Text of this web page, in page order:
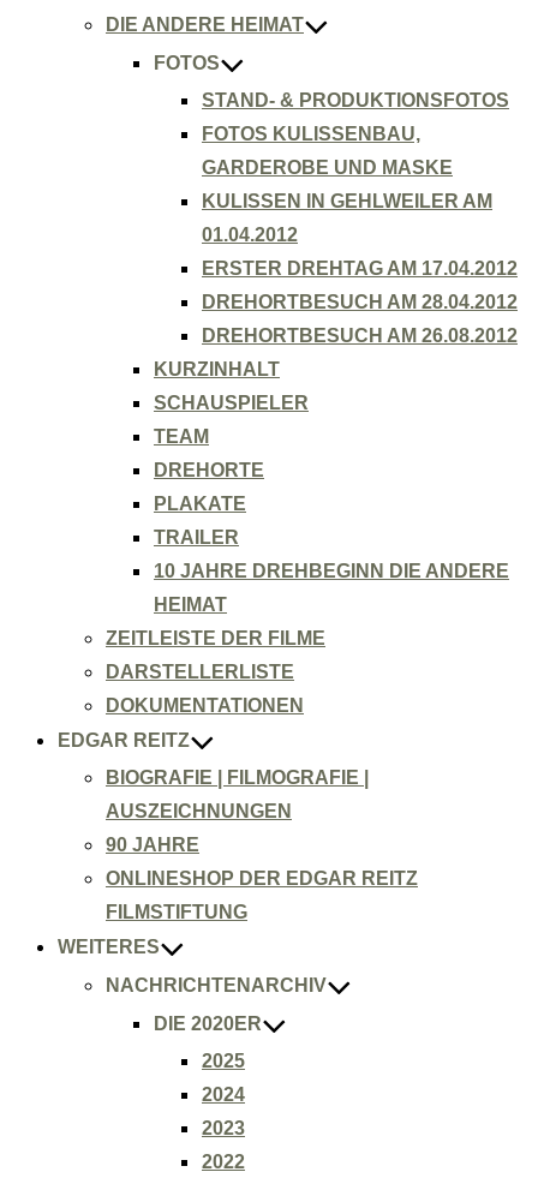
DIE ANDERE HEIMAT
FOTOS
STAND- & PRODUKTIONSFOTOS
FOTOS KULISSENBAU,
GARDEROBE UND MASKE
KULISSEN IN GEHLWEILER AM
01.04.2012
ERSTER DREHTAG AM 17.04.2012
DREHORTBESUCH AM 28.04.2012
DREHORTBESUCH AM 26.08.2012
KURZINHALT
SCHAUSPIELER
TEAM
DREHORTE
PLAKATE
TRAILER
10 JAHRE DREHBEGINN DIE ANDERE
HEIMAT
ZEITLEISTE DER FILME
DARSTELLERLISTE
DOKUMENTATIONEN
EDGAR REITZ
BIOGRAFIE | FILMOGRAFIE |
AUSZEICHNUNGEN
90 JAHRE
ONLINESHOP DER EDGAR REITZ
FILMSTIFTUNG
WEITERES
NACHRICHTENARCHIV
DIE 2020ER
2025
2024
2023
2022